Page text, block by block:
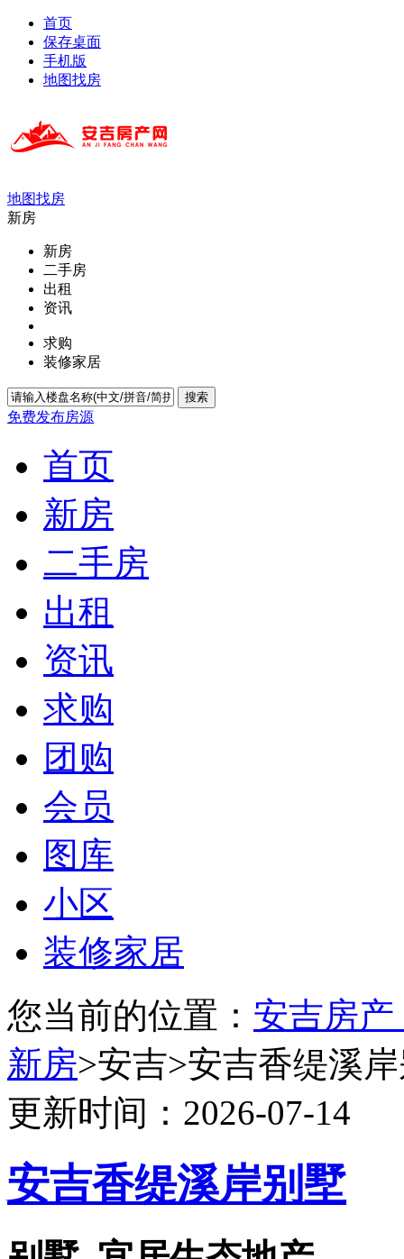
首页
保存桌面
手机版
地图找房
地图找房
新房
新房
二手房
出租
资讯
求购
装修家居
搜索
免费发布房源
首页
新房
二手房
出租
资讯
求购
团购
会员
图库
小区
装修家居
您当前的位置： 安吉房
新房>安吉>安吉香缇溪
更新时间：2026-07-14
安吉香缇溪岸别墅